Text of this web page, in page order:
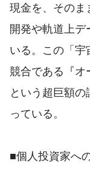
現金を、そのま
開発や軌道上
いる。この「宇
競合である『オ
という超巨額
っている。
■個人投資家へ